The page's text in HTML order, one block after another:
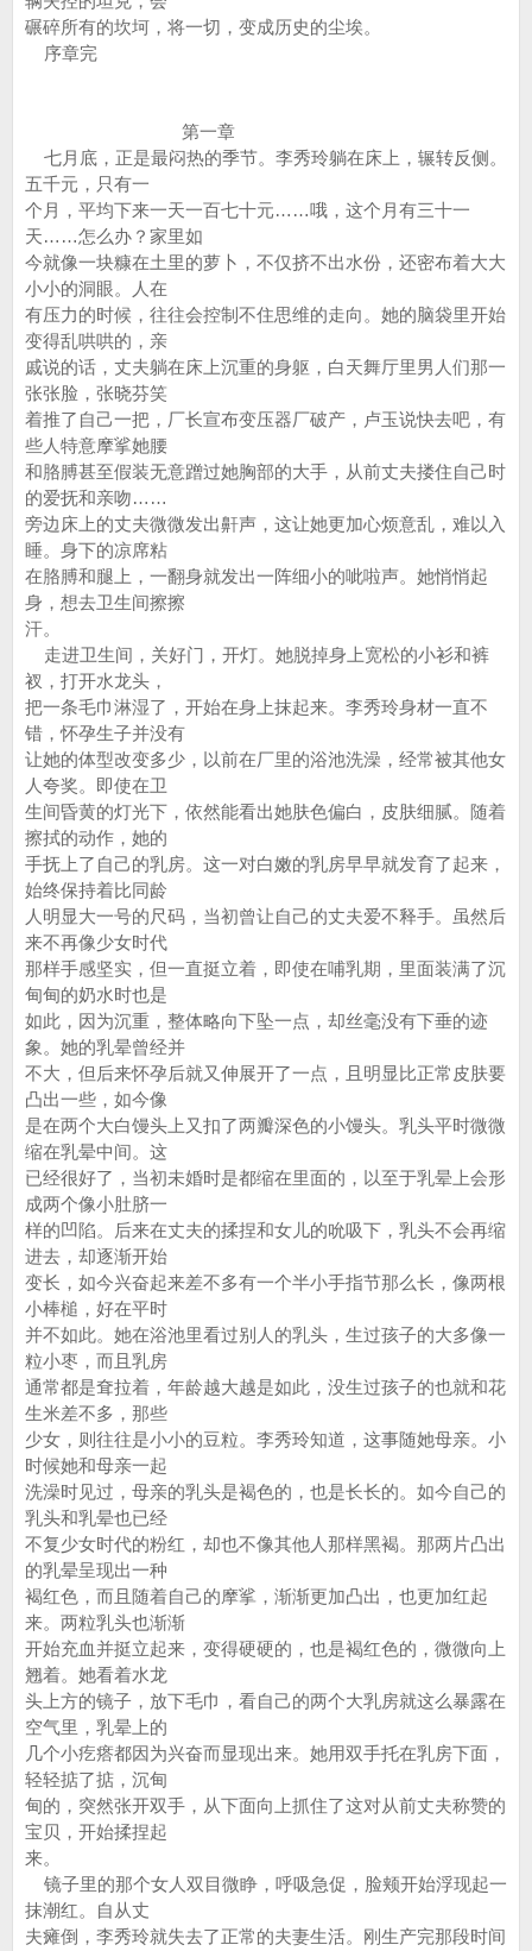
碾碎所有的坎坷，将一切，变成历史的尘埃。
序章完
第一章
七月底，正是最闷热的季节。李秀玲躺在床上，辗转反侧。
五千元，只有一
个月，平均下来一天一百七十元……哦，这个月有三十一
天……怎么办？家里如
今就像一块糠在土里的萝卜，不仅挤不出水份，还密布着大大
小小的洞眼。人在
有压力的时候，往往会控制不住思维的走向。她的脑袋里开始
变得乱哄哄的，亲
戚说的话，丈夫躺在床上沉重的身躯，白天舞厅里男人们那一
张张脸，张晓芬笑
着推了自己一把，厂长宣布变压器厂破产，卢玉说快去吧，有
些人特意摩挲她腰
和胳膊甚至假装无意蹭过她胸部的大手，从前丈夫搂住自己时
的爱抚和亲吻……
旁边床上的丈夫微微发出鼾声，这让她更加心烦意乱，难以入
睡。身下的凉席粘
在胳膊和腿上，一翻身就发出一阵细小的呲啦声。她悄悄起
身，想去卫生间擦擦
汗。
走进卫生间，关好门，开灯。她脱掉身上宽松的小衫和裤
衩，打开水龙头，
把一条毛巾淋湿了，开始在身上抹起来。李秀玲身材一直不
错，怀孕生子并没有
让她的体型改变多少，以前在厂里的浴池洗澡，经常被其他女
人夸奖。即使在卫
生间昏黄的灯光下，依然能看出她肤色偏白，皮肤细腻。随着
擦拭的动作，她的
手抚上了自己的乳房。这一对白嫩的乳房早早就发育了起来，
始终保持着比同龄
人明显大一号的尺码，当初曾让自己的丈夫爱不释手。虽然后
来不再像少女时代
那样手感坚实，但一直挺立着，即使在哺乳期，里面装满了沉
甸甸的奶水时也是
如此，因为沉重，整体略向下坠一点，却丝毫没有下垂的迹
象。她的乳晕曾经并
不大，但后来怀孕后就又伸展开了一点，且明显比正常皮肤要
凸出一些，如今像
是在两个大白馒头上又扣了两瓣深色的小馒头。乳头平时微微
缩在乳晕中间。这
已经很好了，当初未婚时是都缩在里面的，以至于乳晕上会形
成两个像小肚脐一
样的凹陷。后来在丈夫的揉捏和女儿的吮吸下，乳头不会再缩
进去，却逐渐开始
变长，如今兴奋起来差不多有一个半小手指节那么长，像两根
小棒槌，好在平时
并不如此。她在浴池里看过别人的乳头，生过孩子的大多像一
粒小枣，而且乳房
通常都是耷拉着，年龄越大越是如此，没生过孩子的也就和花
生米差不多，那些
少女，则往往是小小的豆粒。李秀玲知道，这事随她母亲。小
时候她和母亲一起
洗澡时见过，母亲的乳头是褐色的，也是长长的。如今自己的
乳头和乳晕也已经
不复少女时代的粉红，却也不像其他人那样黑褐。那两片凸出
的乳晕呈现出一种
褐红色，而且随着自己的摩挲，渐渐更加凸出，也更加红起
来。两粒乳头也渐渐
开始充血并挺立起来，变得硬硬的，也是褐红色的，微微向上
翘着。她看着水龙
头上方的镜子，放下毛巾，看自己的两个大乳房就这么暴露在
空气里，乳晕上的
几个小疙瘩都因为兴奋而显现出来。她用双手托在乳房下面，
轻轻掂了掂，沉甸
甸的，突然张开双手，从下面向上抓住了这对从前丈夫称赞的
宝贝，开始揉捏起
来。
镜子里的那个女人双目微睁，呼吸急促，脸颊开始浮现起一
抹潮红。自从丈
夫瘫倒，李秀玲就失去了正常的夫妻生活。刚生产完那段时间